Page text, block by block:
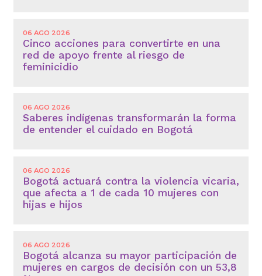
06 AGO 2026
Cinco acciones para convertirte en una
red de apoyo frente al riesgo de
feminicidio
06 AGO 2026
Saberes indígenas transformarán la forma
de entender el cuidado en Bogotá
06 AGO 2026
Bogotá actuará contra la violencia vicaria,
que afecta a 1 de cada 10 mujeres con
hijas e hijos
06 AGO 2026
Bogotá alcanza su mayor participación de
mujeres en cargos de decisión con un 53,8